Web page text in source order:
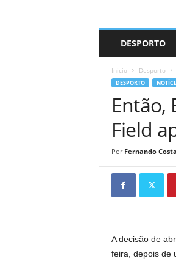
r
DESPORTO
Início Desporto
DESPORTO
Então,
Field
Por Fernando Costa
A decisão de
feira, depois de